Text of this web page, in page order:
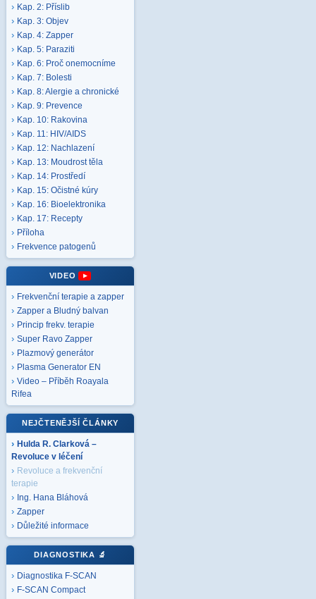
Kap. 2: Příslib
Kap. 3: Objev
Kap. 4: Zapper
Kap. 5: Paraziti
Kap. 6: Proč onemocníme
Kap. 7: Bolesti
Kap. 8: Alergie a chronické
Kap. 9: Prevence
Kap. 10: Rakovina
Kap. 11: HIV/AIDS
Kap. 12: Nachlazení
Kap. 13: Moudrost těla
Kap. 14: Prostředí
Kap. 15: Očistné kúry
Kap. 16: Bioelektronika
Kap. 17: Recepty
Příloha
Frekvence patogenů
VIDEO
Frekvenční terapie a zapper
Zapper a Bludný balvan
Princip frekv. terapie
Super Ravo Zapper
Plazmový generátor
Plasma Generator EN
Video – Příběh Roayala
Rifea
NEJČTENĚJŠÍ ČLÁNKY
Hulda R. Clarková –
Revoluce v léčení
Revoluce a frekvenční
terapie
Ing. Hana Bláhová
Zapper
Důležité informace
DIAGNOSTIKA 🔬
Diagnostika F-SCAN
F-SCAN Compact